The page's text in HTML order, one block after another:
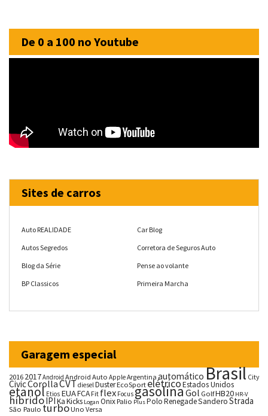
De 0 a 100 no Youtube
Sites de carros
Auto REALIDADE
Autos Segredos
Blog da Série
BP Classicos
Car Blog
Corretora de Seguros Auto
Pense ao volante
Primeira Marcha
Garagem especial
20162017Android Android Auto AppleArgentina automáticoBrasil City
CivicCorollaCVTdieselDusterEcoSportelétricoEstados Unidos
etanol Etios EUAFCA Fit flex FocusgasolinaGol GolfHB20 HR-V
híbridoIPIKaKicks Logan OnixPalio PlusPoloRenegadeSanderoStrada
São Paulo turboUno Versa